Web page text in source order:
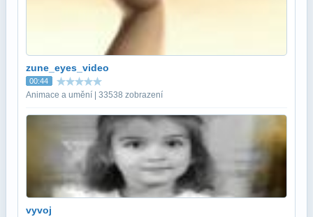
zune_eyes_video
00:44
Animace a umění | 33538 zobrazení
vyvoj